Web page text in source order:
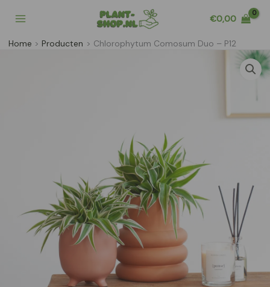
naar
inhoud
€0,00
Home Producten Chlorophytum Comosum Duo – P12